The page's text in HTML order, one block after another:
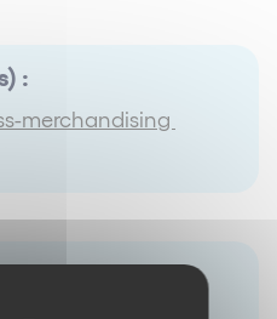
:
merchandising